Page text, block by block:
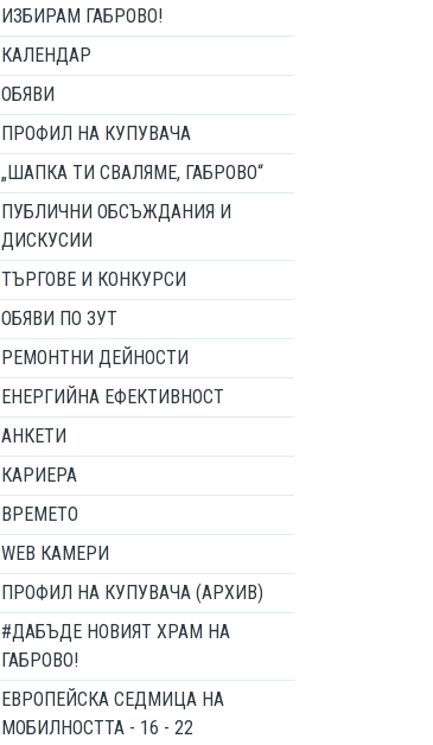
ИЗБИРАМ ГАБРОВО!
КАЛЕНДАР
ОБЯВИ
ПРОФИЛ НА КУПУВАЧА
„ШАПКА ТИ СВАЛЯМЕ, ГАБРОВО“
ПУБЛИЧНИ ОБСЪЖДАНИЯ И
ДИСКУСИИ
ТЪРГОВЕ И КОНКУРСИ
ОБЯВИ ПО ЗУТ
РЕМОНТНИ ДЕЙНОСТИ
ЕНЕРГИЙНА ЕФЕКТИВНОСТ
АНКЕТИ
КАРИЕРА
ВРЕМЕТО
WEB КАМЕРИ
ПРОФИЛ НА КУПУВАЧА (АРХИВ)
#ДАБЪДЕ НОВИЯТ ХРАМ НА
ГАБРОВО!
ЕВРОПЕЙСКА СЕДМИЦА НА
МОБИЛНОСТТА - 16 - 22